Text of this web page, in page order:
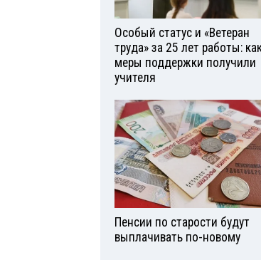
Особый статус и «Ветеран
труда» за 25 лет работы:
меры поддержки получили
учителя
Пенсии по старости будут
выплачивать по-новому